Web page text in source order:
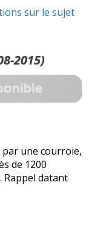
sur le sujet
2015)
par une courroie,
de 1200
Rappel datant